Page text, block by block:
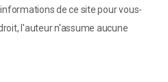
de ce site pour vous-
l'auteur n'assume aucune